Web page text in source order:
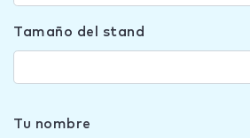
Tamaño del stand
Tu nombre